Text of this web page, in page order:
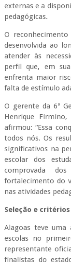
externas e a
pedagógicas.
O
desenvolvida ao
atender às
perfil que, em
enfrenta maior
falta de estímulo
O gerente da 6ª
Henrique
afirmou: “Essa
todos nós. Os
significativos na
escolar dos
comprovada
fortalecimento do
nas atividades
Seleção e critérios
Alagoas teve uma
escolas no
representante
finalistas do